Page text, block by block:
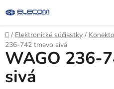
na
obsah
Domov
/ Elektronické súčiastky /
236-742 tmavo sivá
WAGO 236-
sivá